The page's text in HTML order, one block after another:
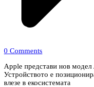
0 Comments
Apple представи нов
Устройството е
влезе в екосистемата